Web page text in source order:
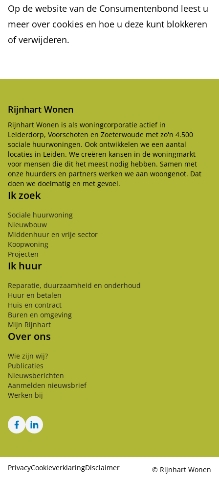
Op de website van de Consumentenbond leest u
meer over cookies en hoe u deze kunt blokkeren
of verwijderen.
Rijnhart Wonen
Rijnhart Wonen is als woningcorporatie actief in
Leiderdorp, Voorschoten en Zoeterwoude met zo'n 4.500
sociale huurwoningen. Ook ontwikkelen we een aantal
locaties in Leiden. We creëren kansen in de woningmarkt
voor mensen die dit het meest nodig hebben. Samen met
onze huurders en partners werken we aan woongenot. Dat
doen we doelmatig en met gevoel.
Ik zoek
Sociale huurwoning
Nieuwbouw
Middenhuur en vrije sector
Koopwoning
Projecten
Ik huur
Reparatie, duurzaamheid en onderhoud
Huur en betalen
Huis en contract
Buren en omgeving
Mijn Rijnhart
Over ons
Wie zijn wij?
Publicaties
Nieuwsberichten
Aanmelden nieuwsbrief
Werken bij
FacebookLinkedIn
PrivacyCookieverklaringDisclaimer © Rijnhart Wonen